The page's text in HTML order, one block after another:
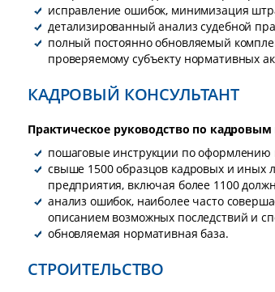
исправление ошибок, минимизация
детализированный анализ судебной
полный постоянно обновляемый
проверяемому субъекту нормативных
КАДРОВЫЙ КОНСУЛЬТАНТ
Практическое руководство по кадровым
пошаговые инструкции по оформлению
свыше 1500 образцов кадровых и иных
предприятия, включая более 1100
анализ ошибок, наиболее часто
описанием возможных последствий и
обновляемая нормативная база.
СТРОИТЕЛЬСТВО